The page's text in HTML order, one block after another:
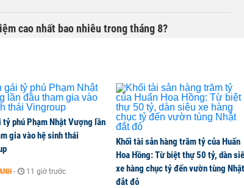
cao nhất bao nhiêu trong tháng 8?
Grab ngốn 1,2 tỷ USD nhưng chật vật chưa có
tỷ đồng sau tháng 7 ‘tồi tệ’
tỷ phú Phạm Nhật Vượng lần
gia vào hệ sinh thái
- 11 giờ trước
Khối tài sản hàng trăm tỷ của Huấn
Hoa Hồng: Từ biệt thự 50 tỷ, dàn
xe hàng chục tỷ đến vườn tùng Nhật
đắt đỏ